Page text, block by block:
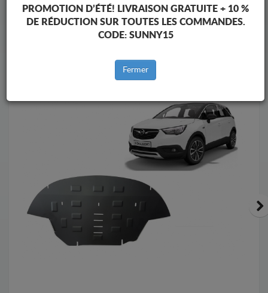
Marques
PROMOTION D’ÉTÉ! LIVRAISON GRATUITE + 10 %
DE RÉDUCTION SUR TOUTES LES COMMANDES.
CODE: SUNNY15
Fermer